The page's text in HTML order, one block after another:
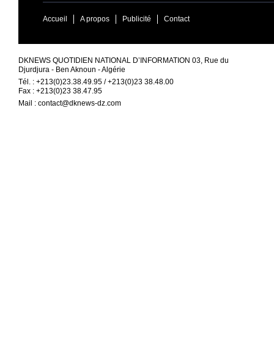
Accueil A propos Publicité Contact
DKNEWS QUOTIDIEN NATIONAL D’INFORMATION 03, Rue du
Djurdjura - Ben Aknoun - Algérie
Tél. : +213(0)23.38.49.95 / +213(0)23 38.48.00
Fax : +213(0)23 38.47.95
Mail : contact@dknews-dz.com